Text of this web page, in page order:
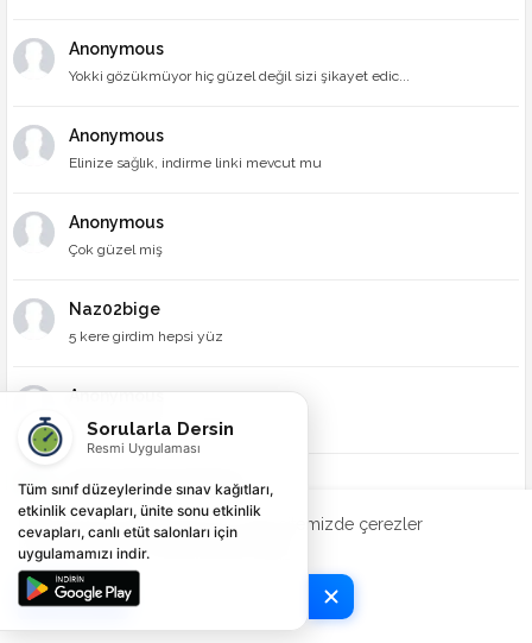
Anonymous
Yokki gözükmüyor hiç güzel değil sizi şikayet edic...
Anonymous
Elinize sağlık, indirme linki mevcut mu
Anonymous
Çok güzel miş
Naz02bige
5 kere girdim hepsi yüz
Anonymous
Selam oyunlar güzeldi😋
Abdurrahman Seyhan
Şuan yok, zamanla yüklemeyi düşünüyorum
Anonymous
Ortoukul islam 1 temel dini bilgiler için etkinlik...
Deneyiminizi geliştirmek için web sitemizde çerezler
kullanılmaktadır.Şimdi Kontrol Et
Tamam
Sorularla Dersin
Resmi Uygulaması
Tüm sınıf düzeylerinde sınav kağıtları,
etkinlik cevapları, ünite sonu etkinlik
cevapları, canlı etüt salonları için
uygulamamızı indir.